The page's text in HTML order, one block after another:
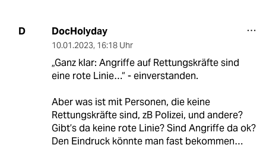
D DocHolyday
10.01.2023, 16:18 Uhr
„Ganz klar: Angriffe auf Rettungskräfte sind
eine rote Linie…“ - einverstanden.
Aber was ist mit Personen, die keine
Rettungskräfte sind, zB Polizei, und andere?
Gibt’s da keine rote Linie? Sind Angriffe da ok?
Den Eindruck könnte man fast bekommen…